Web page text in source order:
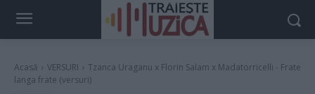
Acasă VERSURI
Tzanca Uraganu x Florin Salam x Madatorricelli - Frate
langa frate (versuri)